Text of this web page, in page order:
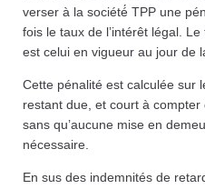
verser à la société́ TPP une
fois le taux de l’intérêt légal.
est celui en vigueur au jour de
Cette pénalité est calculée sur
restant due, et court à compter
sans qu’aucune mise en
nécessaire.
En sus des indemnités de